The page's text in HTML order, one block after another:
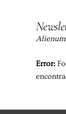
Error: